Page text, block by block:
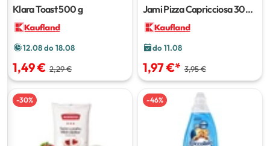
Klara Toast500 g
12.08 do 18.08
1,49 € 2,29 €
Jami Pizza Capricciosa300
do 11.08
1,97 €* 3,95 €
-30% -46%